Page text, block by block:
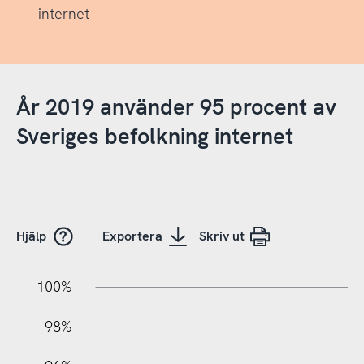
internet
År 2019 använder 95 procent av
Sveriges befolkning internet
Hjälp Exportera Skriv ut
100%
98%